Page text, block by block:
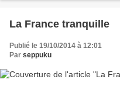
La France tranquille
Publié le 19/10/2014 à 12:01
Par seppuku